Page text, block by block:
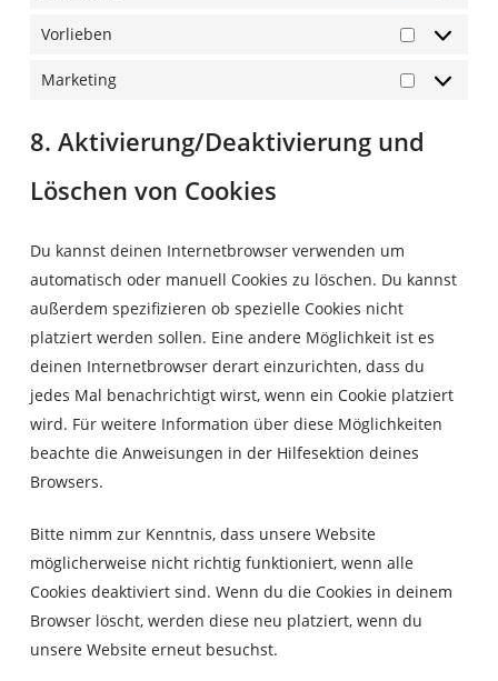
Vorlieben
Vorlieben
Marketing
Marketing
8. Aktivierung/Deaktivierung und
Löschen von Cookies
Du kannst deinen Internetbrowser verwenden um
automatisch oder manuell Cookies zu löschen. Du kannst
außerdem spezifizieren ob spezielle Cookies nicht
platziert werden sollen. Eine andere Möglichkeit ist es
deinen Internetbrowser derart einzurichten, dass du
jedes Mal benachrichtigt wirst, wenn ein Cookie platziert
wird. Für weitere Information über diese Möglichkeiten
beachte die Anweisungen in der Hilfesektion deines
Browsers.
Bitte nimm zur Kenntnis, dass unsere Website
möglicherweise nicht richtig funktioniert, wenn alle
Cookies deaktiviert sind. Wenn du die Cookies in deinem
Browser löscht, werden diese neu platziert, wenn du
unsere Website erneut besuchst.